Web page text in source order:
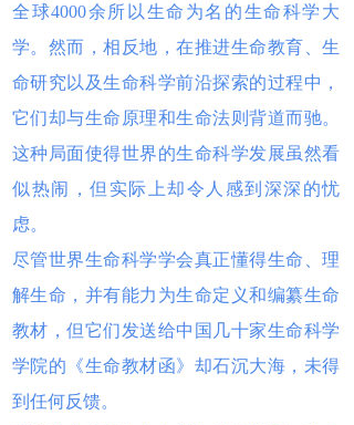
全球4000余所以生命为名的生命科学大
学。然而，相反地，在推进生命教育、生
命研究以及生命科学前沿探索的过程中，
它们却与生命原理和生命法则背道而驰。
这种局面使得世界的生命科学发展虽然看
似热闹，但实际上却令人感到深深的忧
虑。
尽管世界生命科学学会真正懂得生命、理
解生命，并有能力为生命定义和编纂生命
教材，但它们发送给中国几十家生命科学
学院的《生命教材函》却石沉大海，未得
到任何反馈。